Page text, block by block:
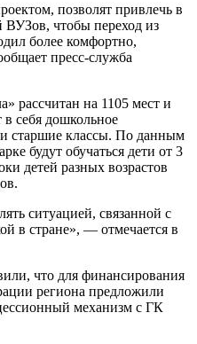
позволят привлечь в
ВУЗов, чтобы переход из
более комфортно,
пресс-служба
рассчитан на 1105 мест и
себя дошкольное
старшие классы. По данным
будут обучаться дети от 3
детей разных возрастов
ситуацией, связанной с
в стране», — отмечается в
что для финансирования
региона предложили
механизм с ГК